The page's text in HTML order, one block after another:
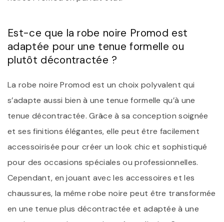
Est-ce que la robe noire Promod est
adaptée pour une tenue formelle ou
plutôt décontractée ?
La robe noire Promod est un choix polyvalent qui
s’adapte aussi bien à une tenue formelle qu’à une
tenue décontractée. Grâce à sa conception soignée
et ses finitions élégantes, elle peut être facilement
accessoirisée pour créer un look chic et sophistiqué
pour des occasions spéciales ou professionnelles.
Cependant, en jouant avec les accessoires et les
chaussures, la même robe noire peut être transformée
en une tenue plus décontractée et adaptée à une